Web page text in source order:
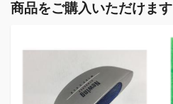
商品をご購入いただけます